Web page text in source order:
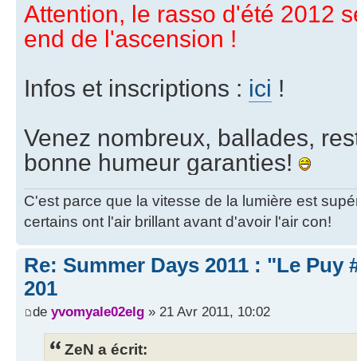
Attention, le rasso d'été 2012
end de l'ascension !
Infos et inscriptions : ici !
Venez nombreux, ballades,
bonne humeur garanties!
C'est parce que la vitesse de la lumière est
certains ont l'air brillant avant d'avoir l'air con!
Re: Summer Days 2011 : "Le Puy
201
de yvomyale02elg » 21 Avr 2011, 10:02
ZeN a écrit: